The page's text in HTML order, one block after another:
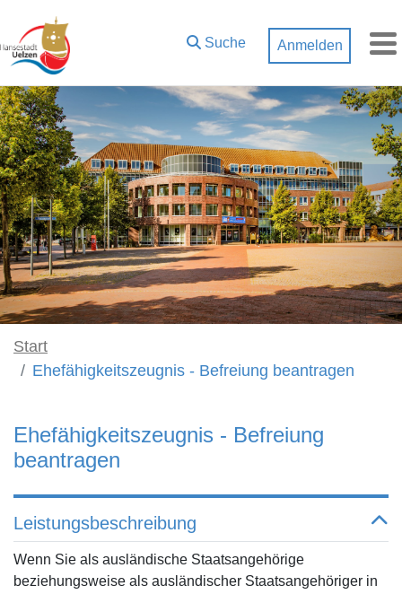
Zum Hauptinhalt springen
Suche
Anmelden
Start
Ehefähigkeitszeugnis - Befreiung beantragen
Ehefähigkeitszeugnis - Befreiung
beantragen
Leistungsbeschreibung
Wenn Sie als ausländische Staatsangehörige
beziehungsweise als ausländischer Staatsangehöriger in